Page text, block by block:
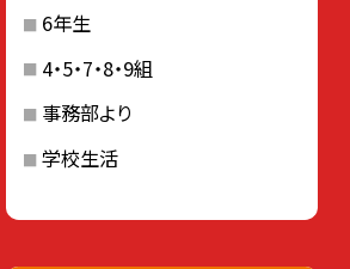
6年生
4・5・7・8・9組
事務部より
学校生活